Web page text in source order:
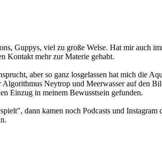
Guppys, viel zu große Welse. Hat mir auch
Kontakt mehr zur Materie gehabt.
aber so ganz losgelassen hat mich die
Neytrop und Meerwasser auf den
Einzug in meinem Bewusstsein gefunden.
dann kamen noch Podcasts und